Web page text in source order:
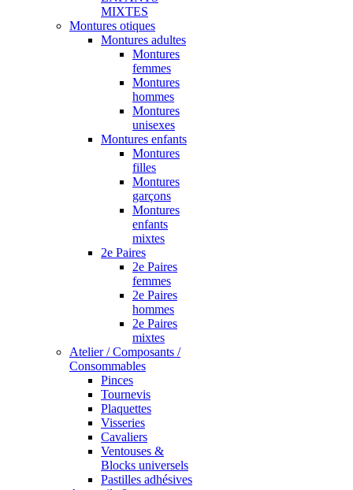
MIXTES
Montures otiques
Montures adultes
Montures
femmes
Montures
hommes
Montures
unisexes
Montures enfants
Montures
filles
Montures
garçons
Montures
enfants
mixtes
2e Paires
2e Paires
femmes
2e Paires
hommes
2e Paires
mixtes
Atelier / Composants /
Consommables
Pinces
Tournevis
Plaquettes
Visseries
Cavaliers
Ventouses &
Blocks universels
Pastilles adhésives